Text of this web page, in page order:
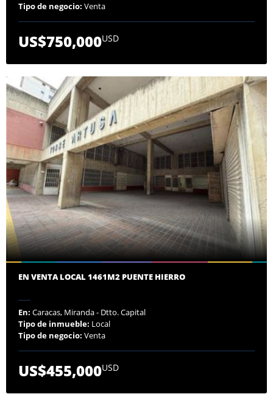
Tipo de negocio: Venta
US$750,000USD
EN VENTA LOCAL 1461M2 PUENTE HIERRO
En: Caracas, Miranda - Dtto. Capital
Tipo de inmueble: Local
Tipo de negocio: Venta
US$455,000USD